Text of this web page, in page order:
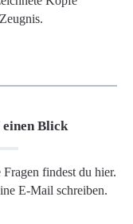
Blick
findest du hier.
E-Mail schreiben.